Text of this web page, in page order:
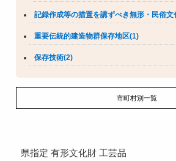
記録作成等の措置を講ずべき無形・民俗文
重要伝統的建造物群保存地区(1)
保存技術(2)
市町村別一覧
県指定 有形文化財 工芸品